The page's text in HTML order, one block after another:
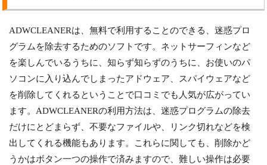
ADWCLEANERは、無料で利用することのできる、迷惑プロ
グラムを除去するためのソフトです。ネットサーフィンなど
を楽しんでいるうちに、知らず知らずのうちに、お使いのパ
ソコンに入り込んでしまったアドウェア、スパイウェアなど
を削除してくれるということで口コミでも人気が広がってい
ます。ADWCLEANERの利用方法は、迷惑プログラムの除去
だけにとどまらず、不要なファイルや、リンク切れなどを検
出してくれる機能もあります。これらに関しても、削除かど
うかはボタン一つの操作で済みますので、難しい操作は必要